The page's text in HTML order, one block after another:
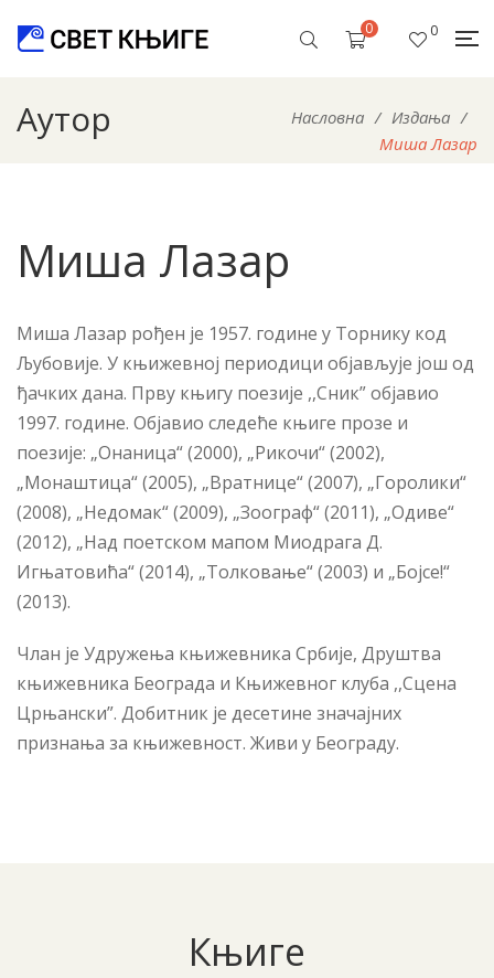
0 0
Аутор Насловна / Издања /
Миша Лазар
Миша Лазар
Миша Лазар рођен је 1957. године у Торнику код
Љубовије. У књижевној периодици објављује још од
ђачких дана. Прву књигу поезије ,,Cник” објавио
1997. године. Објавио следеће књиге прозе и
поезије: „Онаница“ (2000), „Рикочи“ (2002),
„Монаштица“ (2005), „Вратнице“ (2007), „Горолики“
(2008), „Недомак“ (2009), „Зоограф“ (2011), „Одиве“
(2012), „Над поетском мапом Миодрага Д.
Игњатовића“ (2014), „Толковање“ (2003) и „Бојсе!“
(2013).
Члан је Удружења књижевника Србије, Друштва
књижевника Београда и Књижевног клуба ,,Сцена
Црњански”. Добитник је десетине значајних
признања за књижевност. Живи у Београду.
Књиге